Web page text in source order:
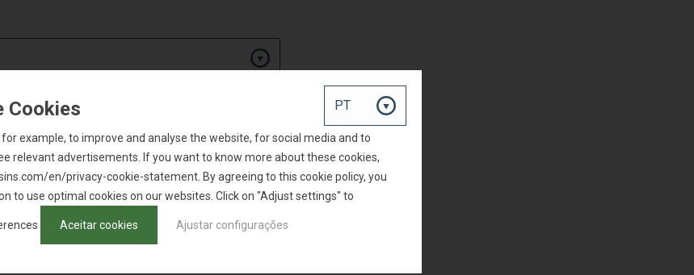
Cookies
for example, to improve and analyse the website, for social media and to
relevant advertisements. If you want to know more about these cookies,
en/privacy-cookie-statement. By agreeing to this cookie policy, you
to use optimal cookies on our websites. Click on "Adjust settings" to
Aceitar cookies Ajustar configurações